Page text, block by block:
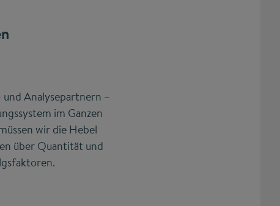
Analysepartnern –
im Ganzen
wir die Hebel
über Quantität und